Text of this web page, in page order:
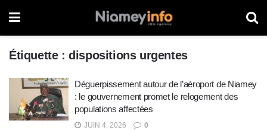
Étiquette :dispositions urgentes
Déguerpissement autour de l’aéroport de Niamey
: le gouvernement promet le relogement des
populations affectées
JUIN 4, 2026 0